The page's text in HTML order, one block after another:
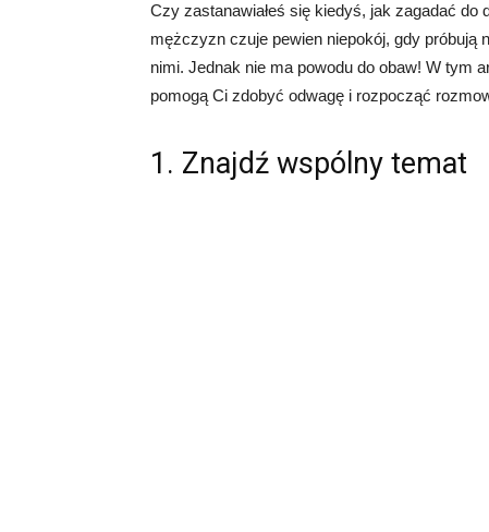
Czy zastanawiałeś się kiedyś, jak zagadać
mężczyzn czuje pewien niepokój, gdy
nimi. Jednak nie ma powodu do obaw! W tym
pomogą Ci zdobyć odwagę i rozpocząć
1. Znajdź wspólny temat